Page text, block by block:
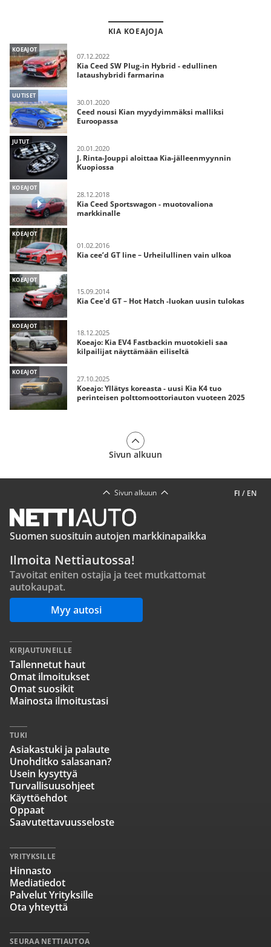
KIA KOEAJOJA
KOEAJOT
07.12.2022
Kia Ceed SW Plug-in Hybrid - edullinen
lataushybridi farmarina
UUTISET
30.01.2020
Ceed nousi Kian myydyimmäksi malliksi
Euroopassa
JUTUT
20.01.2020
J. Rinta-Jouppi aloittaa Kia-jälleenmyynnin
Kuopiossa
KOEAJOT
28.12.2018
Kia Ceed Sportswagon - muotovaliona
markkinalle
KOEAJOT
01.02.2016
Kia cee’d GT line – Urheilullinen vain ulkoa
KOEAJOT
15.09.2014
Kia Cee'd GT – Hot Hatch -luokan uusin tulokas
KOEAJOT
18.12.2025
Koeajo: Kia EV4 Fastbackin muotokieli saa
kilpailijat näyttämään eiliseltä
KOEAJOT
27.10.2025
Koeajo: Yllätys koreasta - uusi Kia K4 tuo
perinteisen polttomoottoriauton vuoteen 2025
Sivun alkuun
FI / EN
Sivun alkuun
Suomen suosituin autojen markkinapaikka
Ilmoita Nettiautossa!
Tavoitat eniten ostajia ja teet mutkattomat
autokaupat.
Myy autosi
SEURAA NETTIAUTOA
KIRJAUTUNEILLE
Tallennetut haut
Omat ilmoitukset
Omat suosikit
Mainosta ilmoitustasi
TUKI
Asiakastuki ja palaute
Unohditko salasanan?
Usein kysyttyä
Turvallisuusohjeet
Käyttöehdot
Oppaat
Saavutettavuusseloste
YRITYKSILLE
Hinnasto
Mediatiedot
Palvelut Yrityksille
Ota yhteyttä